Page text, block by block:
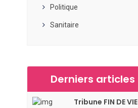
Politique
Sanitaire
Derniers articles
Tribune FIN DE VIE